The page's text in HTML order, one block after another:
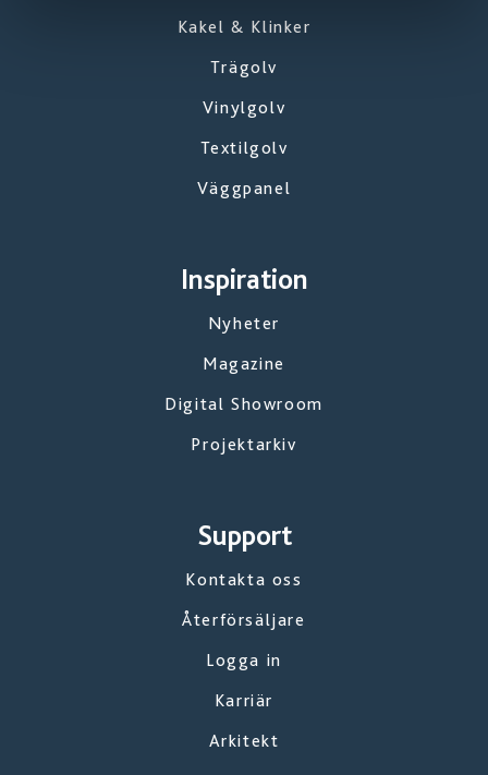
Kakel & Klinker
Trägolv
Vinylgolv
Textilgolv
Väggpanel
Inspiration
Nyheter
Magazine
Digital Showroom
Projektarkiv
Support
Kontakta oss
Återförsäljare
Logga in
Karriär
Arkitekt